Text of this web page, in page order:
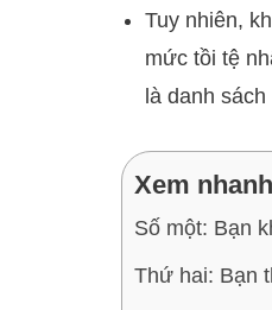
Tuy nhiên,
mức tồi tệ
là danh
Xem nhanh
Số một: Bạn
Thứ hai: Bạn